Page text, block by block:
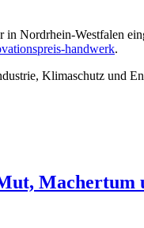
Nordrhein-Westfalen
handwerk.
Klimaschutz und